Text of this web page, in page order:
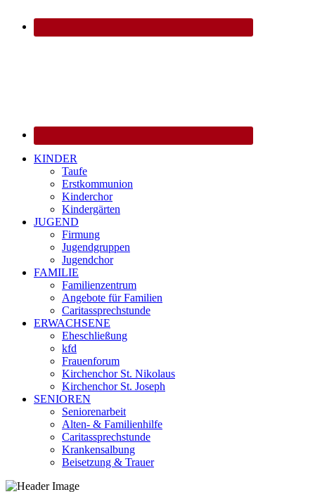
KINDER
Taufe
Erstkommunion
Kinderchor
Kindergärten
JUGEND
Firmung
Jugendgruppen
Jugendchor
FAMILIE
Familienzentrum
Angebote für Familien
Caritassprechstunde
ERWACHSENE
Eheschließung
kfd
Frauenforum
Kirchenchor St. Nikolaus
Kirchenchor St. Joseph
SENIOREN
Seniorenarbeit
Alten- & Familienhilfe
Caritassprechstunde
Krankensalbung
Beisetzung & Trauer